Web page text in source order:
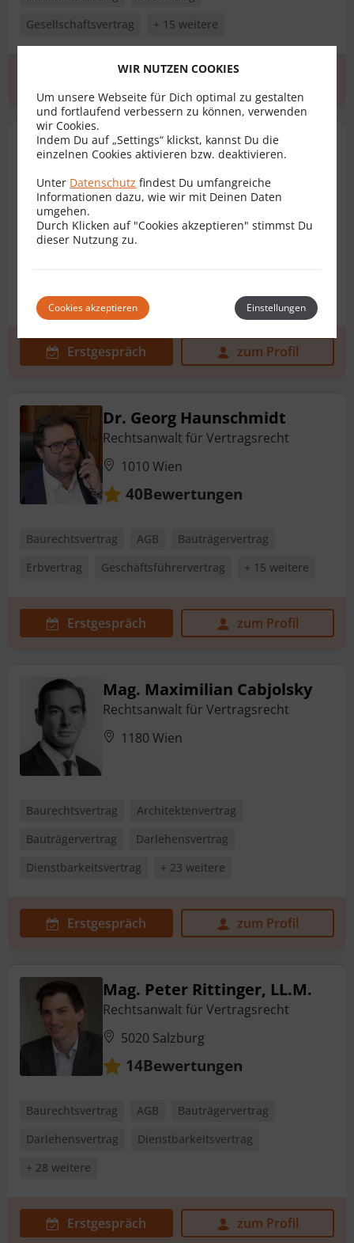
Gesellschaftsvertrag
+ 15 weitere
Dr. Markus Frank, LLM
1090 Wien
2Bewertungen
Bauträgervertrag
Darlehensvertrag + 29 weitere
Erstgespräch zum Profil
Dr. Georg Haunschmidt
Rechtsanwalt für Vertragsrecht
1010 Wien
40Bewertungen
Baurechtsvertrag AGB
Bauträgervertrag
Erbvertrag
Geschäftsführervertrag + 15 weitere
Erstgespräch zum Profil
Mag. Maximilian Cabjolsky
Rechtsanwalt für Vertragsrecht
1180 Wien
Baurechtsvertrag
Architektenvertrag
Bauträgervertrag
Darlehensvertrag
Dienstbarkeitsvertrag
+ 23 weitere
Erstgespräch zum Profil
Mag. Peter Rittinger, LL.M.
Rechtsanwalt für Vertragsrecht
5020 Salzburg
14Bewertungen
Baurechtsvertrag AGB
Bauträgervertrag
Darlehensvertrag
Dienstbarkeitsvertrag
+ 28 weitere
Erstgespräch zum Profil
WIR NUTZEN COOKIES
Um unsere Webseite für Dich optimal zu gestalten
und fortlaufend verbessern zu können, verwenden
wir Cookies.
Indem Du auf „Settings“ klickst, kannst Du die
einzelnen Cookies aktivieren bzw. deaktivieren.
Unter Datenschutz findest Du umfangreiche
Informationen dazu, wie wir mit Deinen Daten
umgehen.
Durch Klicken auf "Cookies akzeptieren" stimmst Du
dieser Nutzung zu.
Cookies akzeptieren Einstellungen